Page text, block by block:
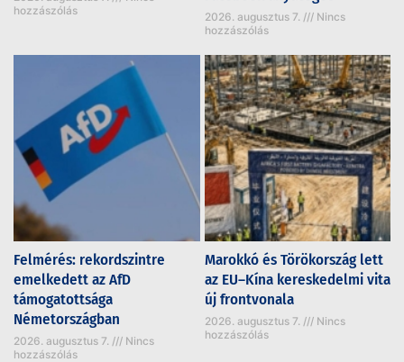
hozzászólás
2026. augusztus 7.
Nincs
hozzászólás
Felmérés: rekordszintre
emelkedett az AfD
támogatottsága
Németországban
2026. augusztus 7.
Nincs
hozzászólás
Marokkó és Törökország lett
az EU–Kína kereskedelmi vita
új frontvonala
2026. augusztus 7.
Nincs
hozzászólás